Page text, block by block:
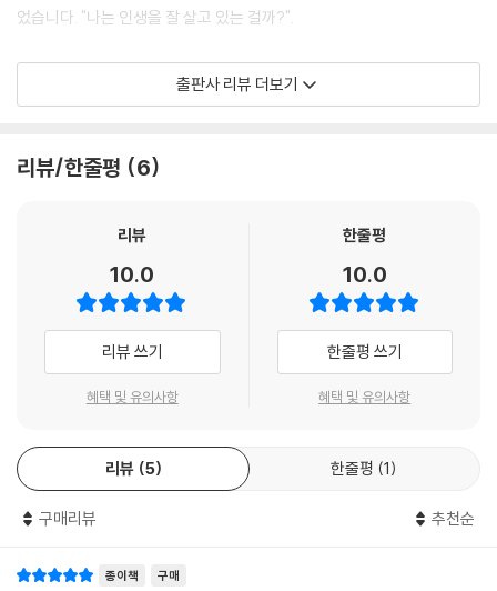
4. 도전을 통해 더 큰 기회를 만들어라
[ 3장 자기 경영 워크시트: 긍정의 스위치 켜기 ]
2. 퇴직 후 새로운 삶을 계획하라
3. 인생 2막을 설계하는 실천 로드맵
[ 8장 자기 경영 워크시트: 첫걸음을 위한 실행 선언 ]
에필로그: 오늘, 당신이 바로 자기 경영자다.
2. 메멘토 모리, 카르페 디엠, 아모르 파티
감사의 글
참고 문헌
었습니다. "나는 인생을 잘 살고 있는 걸까?".
이 질문 이후, 저자는 '행복한 자기 경영'이라는 새로운 인생의 좌표를 설정
했습니다. 새벽 시장에서 배운 '될 때까지 해보자'는 열정적인 자세를 삶에
자, 인생 2막을 준비하는 4050 세대를 위한 가장 현실적인 행복한 성공
이 책은 독자에게 읽고 끝내는 지식서가 아닌, 쓰고 실천하는 '실천형 워크
북(Action-Book)'입니다. 저자가 직접 경험하고 체득한 지혜를 'STAR
T NOW' 8단계 실행 모델에 담아 누구나 따라 할 수 있는 구체적인 로드맵
[S]uccess Target : 남이 아닌 나만의 성공 정의
[R]eal Passion & [T]rain Yourself : 열정과 학습으로 성장 가속화
[N]etwork with People & [O]rganize your day : 관계와 습관으로
성공 시스템 구축
[W]alk the Talk : 말한 것을 반드시 행동으로 증명하며 완성
각 장의 끝에는 '자기 경영 워크시트'가 수록되어 있어, 독자들은 자신의 경
출판사 리뷰 더보기
리뷰/한줄평 6
리뷰
10.0
리뷰 쓰기
혜택 및 유의사항
한줄평
10.0
한줄평 쓰기
혜택 및 유의사항
리뷰 5 한줄평 1
구매리뷰 추천순
종이책 구매